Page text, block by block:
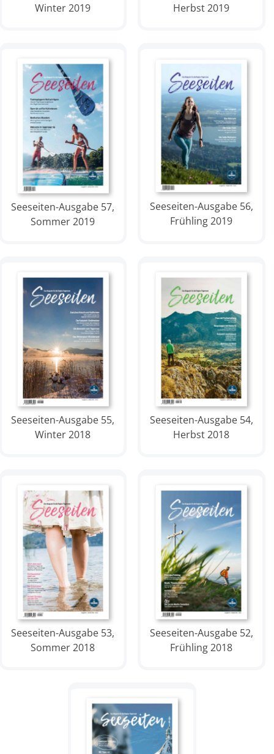
Winter 2019
Herbst 2019
Seeseiten-Ausgabe 57,
Sommer 2019
Seeseiten-Ausgabe 56,
Frühling 2019
Seeseiten-Ausgabe 55,
Winter 2018
Seeseiten-Ausgabe 54,
Herbst 2018
Seeseiten-Ausgabe 53,
Sommer 2018
Seeseiten-Ausgabe 52,
Frühling 2018